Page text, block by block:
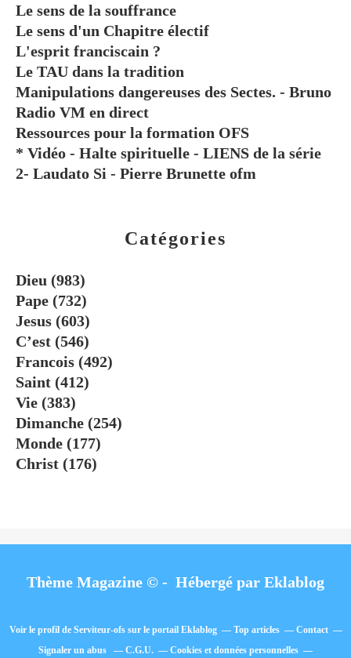
Catégories
Dieu (983)
Pape (732)
Jesus (603)
C’est (546)
Francois (492)
Saint (412)
Vie (383)
Dimanche (254)
Monde (177)
Christ (176)
Le sens de la souffrance
Le sens d'un Chapitre électif
L'esprit franciscain ?
Le TAU dans la tradition
Manipulations dangereuses des Sectes. - Bruno
Radio VM en direct
Ressources pour la formation OFS
* Vidéo - Halte spirituelle - LIENS de la série
2- Laudato Si - Pierre Brunette ofm
Thème Magazine © - Hébergé par Eklablog
Voir le profil de Serviteur-ofssur le portail Eklablog Top articles
Contact
Signaler un abus
C.G.U. Cookies et données personnelles